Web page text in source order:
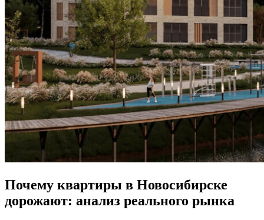
Почему квартиры в Новосибирске
дорожают: анализ реального рынка